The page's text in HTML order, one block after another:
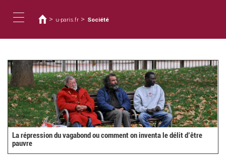
main
navigation
are
here
> u-paris.fr > Société
La répression du vagabond ou comment on inventa le délit d’être
pauvre